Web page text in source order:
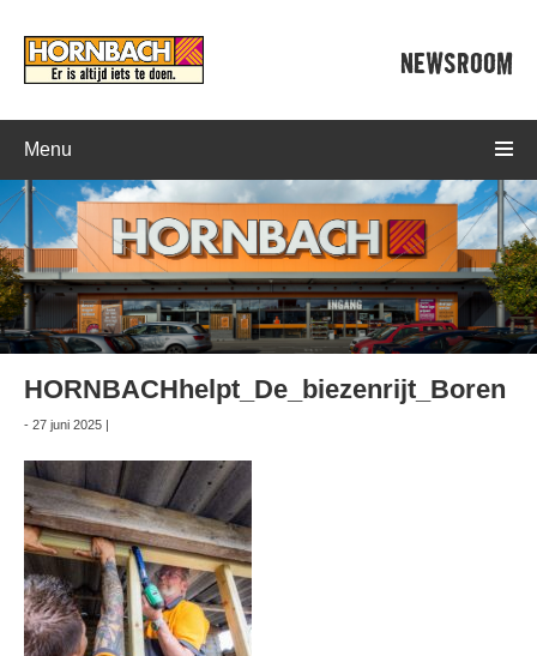
NEWSROOM
Menu
HORNBACHhelpt_De_biezenrijt_Boren
- 27 juni 2025 |